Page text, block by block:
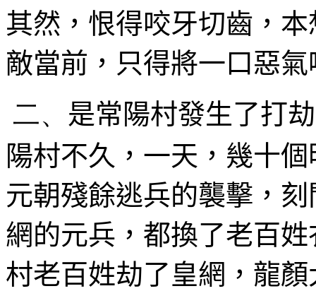
其然，恨得咬牙切齒，
敵當前，只得將一口惡
二、 是常陽村發生了打
陽村不久，一天，幾十
元朝殘餘逃兵的襲擊，
網的元兵，都換了老百
村老百姓劫了皇網，龍